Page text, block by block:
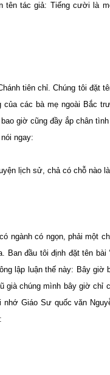
tên tác giả: Tiếng cười là
tiên chỉ. Chúng tôi đặt
các bà mẹ ngoài Bắc
giờ cũng đầy ắp chân
ngay:
lịch sử, chả có chỗ nào
ngành có ngọn, phải một
đầu tôi định đặt tên
lập luận thế này: Bây
già chúng mình bây giờ
Giáo Sư quốc văn